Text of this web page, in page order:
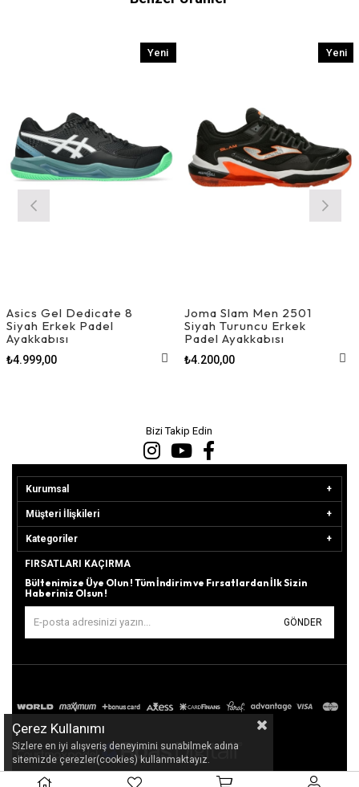
Asics Gel Dedicate 8
Siyah Erkek Padel
Ayakkabısı
₺4.999,00
Yeni
Joma Slam Men 2501
Siyah Turuncu Erkek
Padel Ayakkabısı
₺4.200,00
Yeni
Bizi Takip Edin
Kurumsal
Müşteri İlişkileri
Kategoriler
FIRSATLARI KAÇIRMA
Bültenimize Üye Olun ! Tüm İndirim ve Fırsatlardan İlk Sizin
Haberiniz Olsun !
GÖNDER
Çerez Kullanımı
Sizlere en iyi alışveriş deneyimini sunabilmek adına
sitemizde çerezler(cookies) kullanmaktayız.